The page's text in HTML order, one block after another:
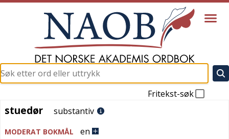
Fritekst-søk
stuedør
stuedør substantiv
MODERAT BOKMÅL en